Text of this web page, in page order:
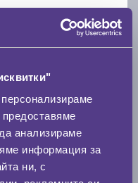
анализираме
информация за
ни, с